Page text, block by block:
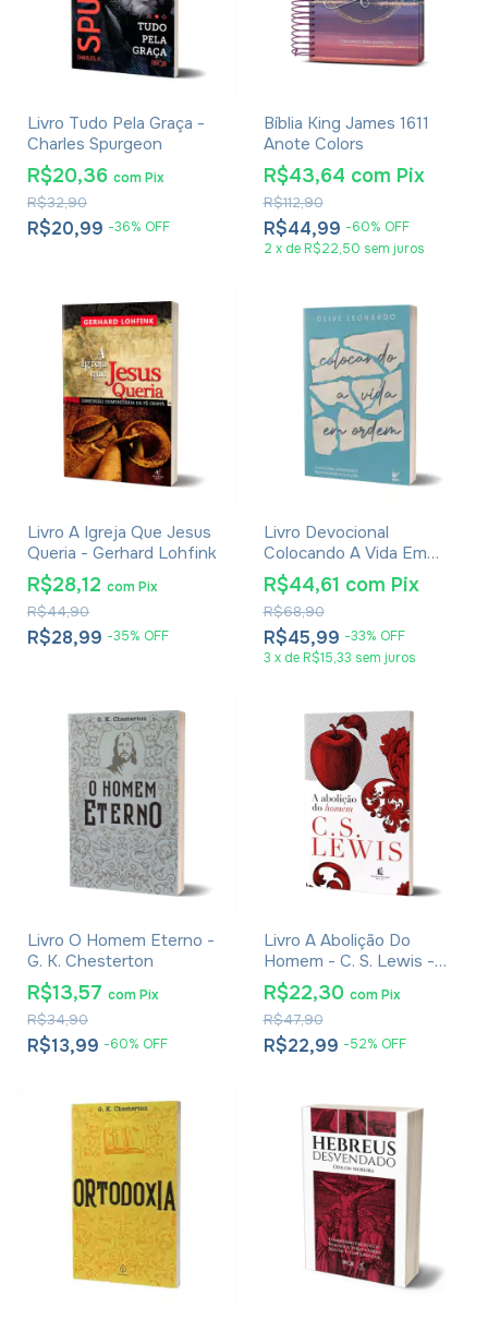
Livro Tudo Pela Graça -
Charles Spurgeon
R$20,99 -36% OFF
R$32,90
R$20,36 comPix
Bíblia King James 1611
Anote Colors
R$44,99 -60% OFF
R$112,90
R$43,64 com Pix
2 x de R$22,50 sem juros
Livro A Igreja Que Jesus
Queria - Gerhard Lohfink
R$28,99 -35% OFF
R$44,90
R$28,12 comPix
Livro Devocional
Colocando A Vida Em
Ordem - Deive Leonardo
R$45,99 -33% OFF
R$68,90
R$44,61 com Pix
3 x de R$15,33 sem juros
Livro O Homem Eterno -
G. K. Chesterton
R$13,99 -60% OFF
R$34,90
R$13,57 comPix
Livro A Abolição Do
Homem - C. S. Lewis -
Brochura
R$22,99 -52% OFF
R$47,90
R$22,30 com Pix